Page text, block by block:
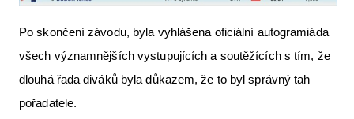
Po skončení závodu, byla vyhlášena oficiální autogramiáda
všech významnějších vystupujících a soutěžících s tím, že
dlouhá řada diváků byla důkazem, že to byl správný tah
pořadatele.